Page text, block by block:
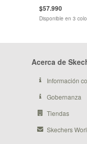
$57.990
Disponible en 3
Acerca de
Información
Gobernanza
Tiendas
Skechers